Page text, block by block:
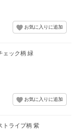
ェック柄 緑
トライプ柄 紫